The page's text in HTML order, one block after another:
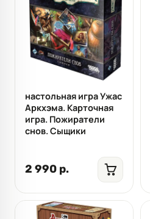
настольная игра Ужас
Аркхэма. Карточная
игра. Пожиратели
снов. Сыщики
2 990 р.